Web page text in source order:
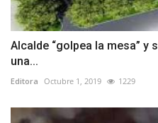
Alcalde “golpea la mesa” y
una...
Editora Octubre 1, 2019 1229